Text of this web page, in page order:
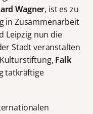
Wagner, ist es zu
in Zusammenarbeit
Leipzig nun die
Stadt veranstalten
Falk
tatkräftige